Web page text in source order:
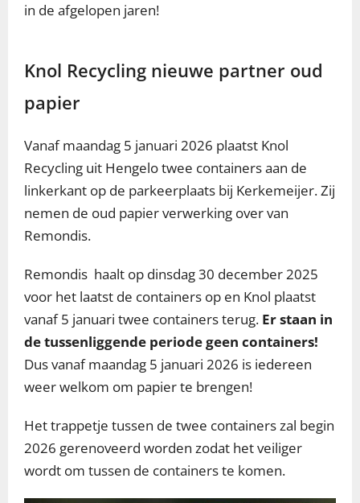
in de afgelopen jaren!
Knol Recycling nieuwe partner oud
papier
Vanaf maandag 5 januari 2026 plaatst Knol
Recycling uit Hengelo twee containers aan de
linkerkant op de parkeerplaats bij Kerkemeijer. Zij
nemen de oud papier verwerking over van
Remondis.
Remondis haalt op dinsdag 30 december 2025
voor het laatst de containers op en Knol plaatst
vanaf 5 januari twee containers terug. Er staan in
de tussenliggende periode geen containers!
Dus vanaf maandag 5 januari 2026 is iedereen
weer welkom om papier te brengen!
Het trappetje tussen de twee containers zal begin
2026 gerenoveerd worden zodat het veiliger
wordt om tussen de containers te komen.